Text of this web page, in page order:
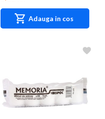
Adauga in cos